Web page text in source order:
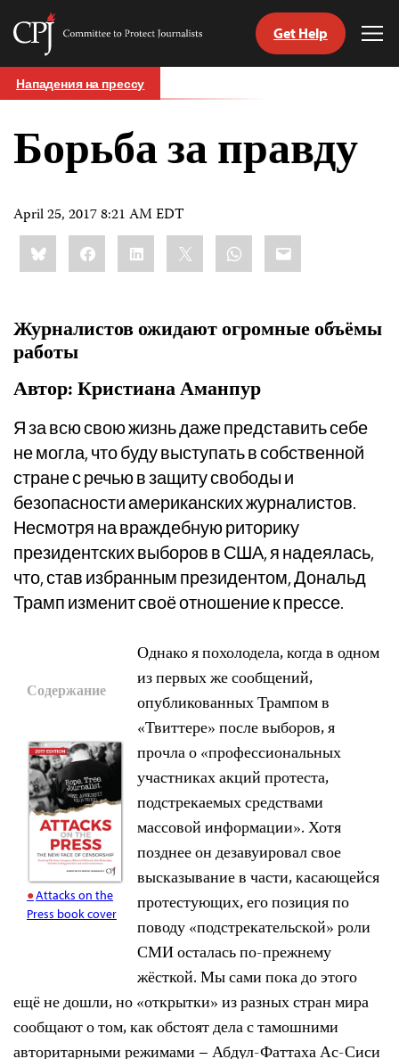
Skip
to
Committee
Protect
Journalists
Get Help
Нападения на прессу
Борьба за правду
April 25, 2017 8:21 AM EDT
Share
this:BlueskyFacebookLinkedIn WhatsApp
Email
Журналистов ожидают огромные объёмы
работы
Автор: Кристиана Аманпур
Я за всю свою жизнь даже представить себе
не могла, что буду выступать в собственной
стране с речью в защиту свободы и
безопасности американских журналистов.
Несмотря на враждебную риторику
президентских выборов в США, я надеялась,
что, став избранным президентом, Дональд
Трамп изменит своё отношение к прессе.
Содержание
Attacks on the
Press book cover
Однако я похолодела, когда в одном
из первых же сообщений,
опубликованных Трампом в
«Твиттере» после выборов, я
прочла о «профессиональных
участниках акций протеста,
подстрекаемых средствами
массовой информации». Хотя
позднее он дезавуировал свое
высказывание в части, касающейся
протестующих, его позиция по
поводу «подстрекательской» роли
СМИ осталась по-прежнему
жёсткой. Мы сами пока до этого
ещё не дошли, но «открытки» из разных стран мира
сообщают о том, как обстоят дела с тамошними
авторитарными режимами – Абдул-Фаттаха Ас-Сиси